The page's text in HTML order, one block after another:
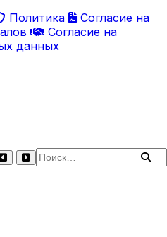
Политика
Согласие на
Согласие на
данных
Поиск по сайту